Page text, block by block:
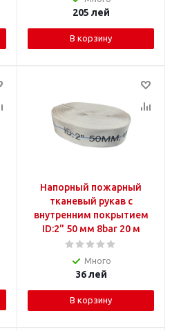
205 лей
В корзину
Напорный пожарный
тканевый рукав с
внутренним покрытием
ID:2" 50 мм 8bar 20 м
Много
36лей
В корзину